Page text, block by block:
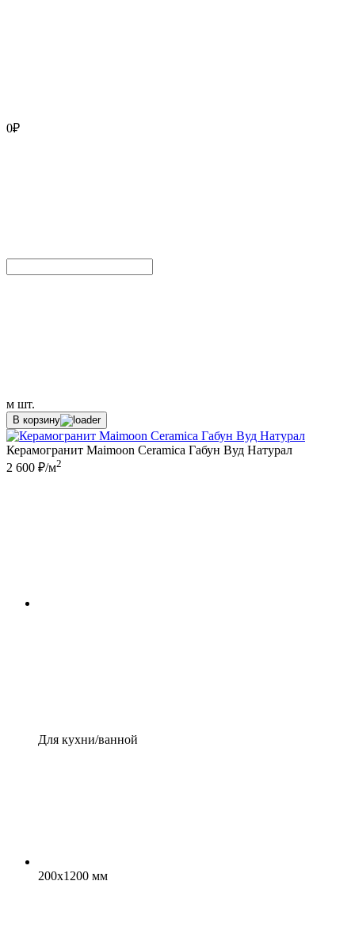
0₽
м шт.
В корзину
Керамогранит Maimoon Ceramica Габун Вуд Натурал
2 600 ₽/м2
Для кухни/ванной
200x1200 мм